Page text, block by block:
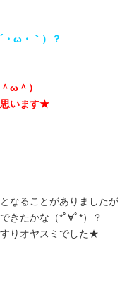
・ω・｀）？
ω＾）
思います★
なることがありましたが
きたかな（*ﾟ∀ﾟ*）？
りオヤスミでした★